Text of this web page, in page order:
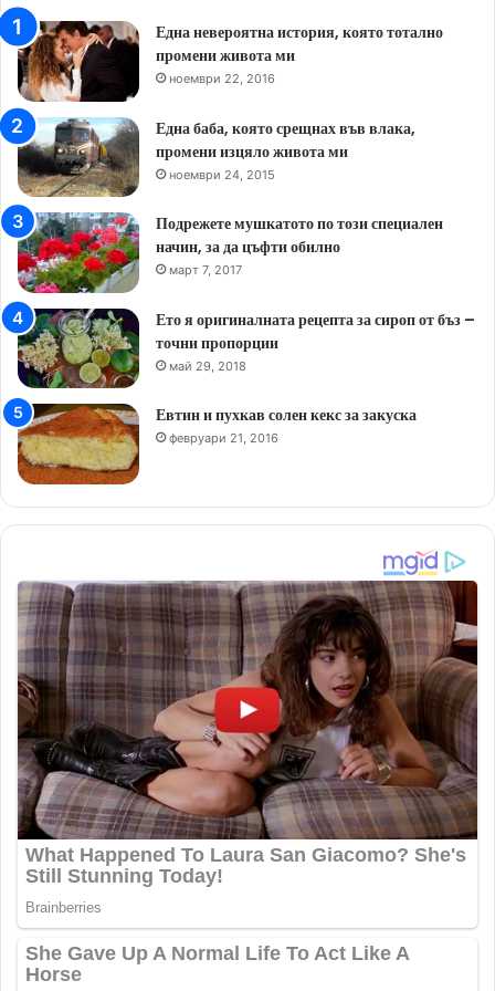
Една невероятна история, която тотално
промени живота ми
ноември 22, 2016
Една баба, която срещнах във влака,
промени изцяло живота ми
ноември 24, 2015
Подрежете мушкатото по този специален
начин, за да цъфти обилно
март 7, 2017
Ето я оригиналната рецепта за сироп от бъз –
точни пропорции
май 29, 2018
Евтин и пухкав солен кекс за закуска
февруари 21, 2016